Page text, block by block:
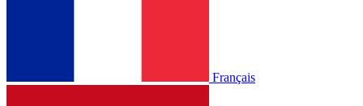
Français